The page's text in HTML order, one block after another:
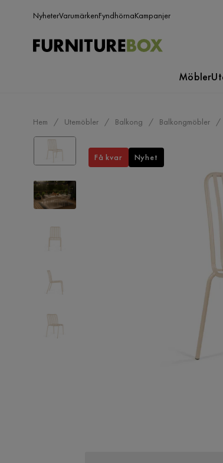
NyheterVarumärkenFyndhörnaKampanjer
Möbler
Hem Utemöbler Balkong Balkongmöbler
Få kvar Nyhet